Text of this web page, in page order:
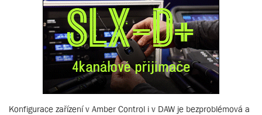
Konfigurace zařízení v Amber Control i v DAW je bezproblémová a